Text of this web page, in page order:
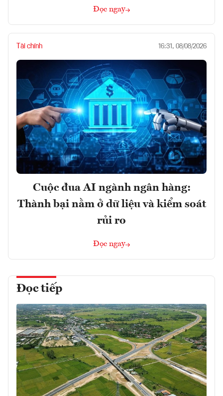
Đọc ngay
Tài chính 16:31, 08/08/2026
Cuộc đua AI ngành ngân hàng:
Thành bại nằm ở dữ liệu và kiểm soát
rủi ro
Đọc ngay
Đọc tiếp